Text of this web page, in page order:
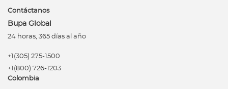
Contáctanos
Bupa Global
24 horas, 365 días al año
+1(305) 275-1500
+1(800) 726-1203
Colombia